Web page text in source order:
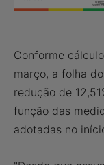
Conforme
março, a folha
redução de
função das
adotadas no